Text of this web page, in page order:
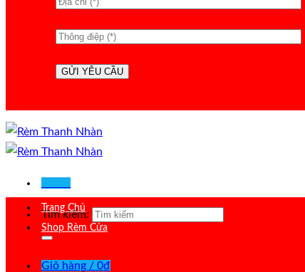
Tìm kiếm:
Giỏ hàng / 0₫
Trang Chủ
Shop Rèm Cửa